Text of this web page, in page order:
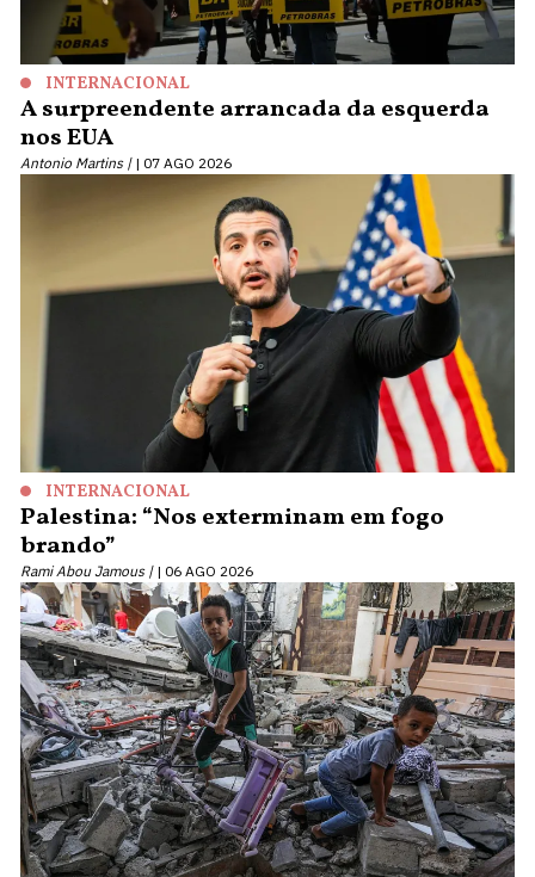
INTERNACIONAL
A surpreendente arrancada da esquerda
nos EUA
Antonio Martins | 07 AGO 2026
INTERNACIONAL
Palestina: “Nos exterminam em fogo
brando”
Rami Abou Jamous | 06 AGO 2026